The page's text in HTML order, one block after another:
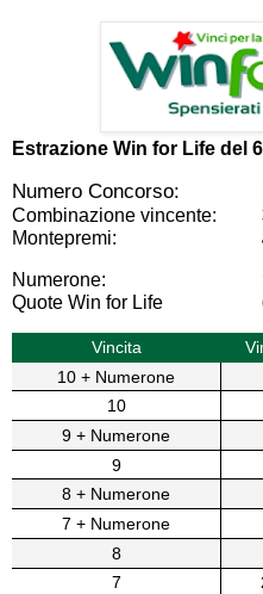
Estrazione Win for Life del
Numero Concorso:
Combinazione vincente:
Montepremi:
Numerone:
Quote Win for Life
Vincita
10 + Numerone
10
9 + Numerone
9
8 + Numerone
7 + Numerone
8
7